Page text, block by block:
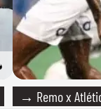
→ Remo x